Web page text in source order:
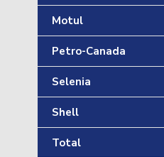
Motul
Petro-Canada
Selenia
Shell
Total